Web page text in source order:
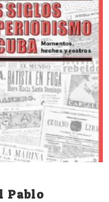
Pablo